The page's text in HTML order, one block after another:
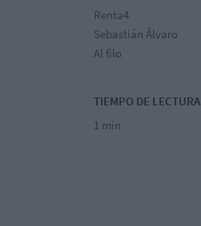
Renta4
Sebastián Álvaro
Al filo
TIEMPO DE LECTURA
1 min